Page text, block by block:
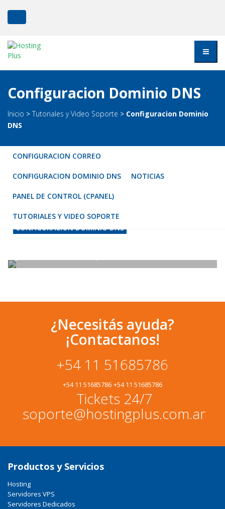
Configuracion Dominio DNS
Inicio >Tutoriales y Video Soporte > Configuracion Dominio
DNS
CONFIGURACION CORREO
CONFIGURACION DOMINIO DNS NOTICIAS
PANEL DE CONTROL (CPANEL)
TUTORIALES Y VIDEO SOPORTE
CONFIGURACION DOMINIO DNS
¿Necesitás ayuda?
¡Contactanos!
+54 11 51685786
+54 11 51685786 +54 11 51685786
Tickets 24/7
soporte@hostingplus.com.ar
Productos y Servicios
Hosting
Servidores VPS
Servidores Dedicados